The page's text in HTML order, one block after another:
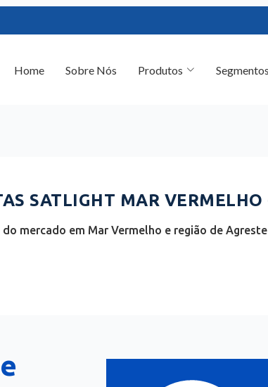
SATLIGHT MAR VERMELHO
mercado em Mar Vermelho e região de Agreste